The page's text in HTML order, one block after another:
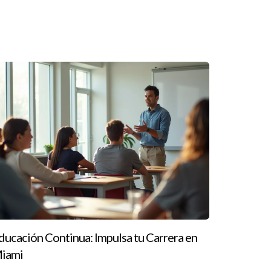
habilidades en Ave Maria y Naples. Si tienes
Continua: Impulsa tu Carrera en